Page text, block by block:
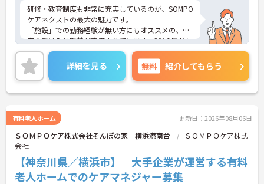
研修・教育制度も非常に充実しているのが、SOMPO
ケアネクストの最大の魅力です。
「施設」での勤務経験が無い方にもオススメの、充
実の受け入れ態勢が完備されています。2016年4月
に東京都港区の本社近くに「研修センター」がOPE
N！模擬施設となっており、全職種共通でリアルな
研修が受けられます。このような取り組みも業界で
は非常にめずらしいものとなっており、職員思いの
環境がしっかりと完備されている企業ですので、長
詳細を見る 無料 紹介してもらう
有料老人ホーム 更新日：2026年08月06日
ＳＯＭＰＯケア株式会社そんぽの家 横浜港南台
ＳＯＭＰＯケア株式
会社
【神奈川県／横浜市】 大手企業が運営する有料
老人ホームでのケアマネジャー募集